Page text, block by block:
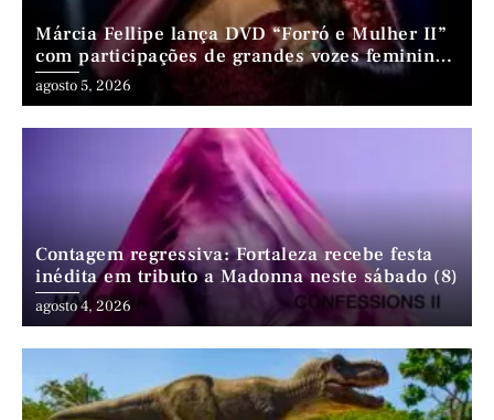
Márcia Fellipe lança DVD “Forró e Mulher II”
com participações de grandes vozes femininas
do forró
agosto 5, 2026
Contagem regressiva: Fortaleza recebe festa
inédita em tributo a Madonna neste sábado (8)
agosto 4, 2026